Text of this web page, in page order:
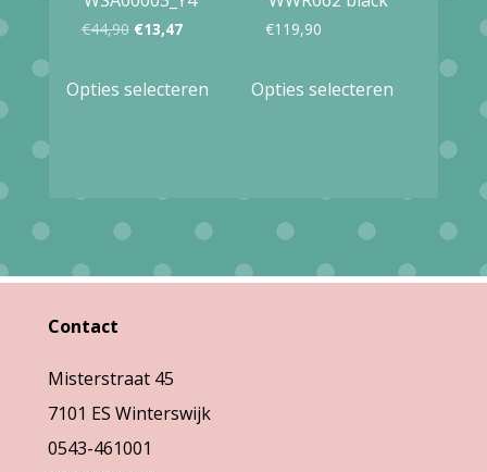
€44,90 Oorspronkelijke
was:
€13,47Huidige
is:
Opties selecteren
product
Deze
optie
op
€119,90
Opties selecteren
optie
Contact
Misterstraat 45
7101 ES Winterswijk
0543-461001